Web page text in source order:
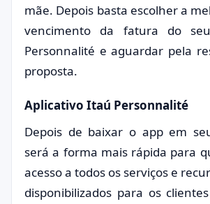
mãe. Depois basta escolher a
vencimento da fatura do
Personnalité e aguardar pela
proposta.
Aplicativo Itaú Personnalité
Depois de baixar o app em
será a forma mais rápida para
acesso a todos os serviços e
disponibilizados para os